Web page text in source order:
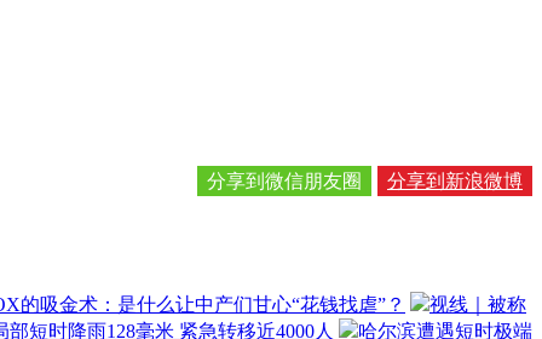
分享到新浪微博
分享到微信朋友圈
的吸金术：是什么让中产们甘心“花钱找虐”？
视线｜被称
部短时降雨128毫米 紧急转移近4000人
哈尔滨遭遇短时极端